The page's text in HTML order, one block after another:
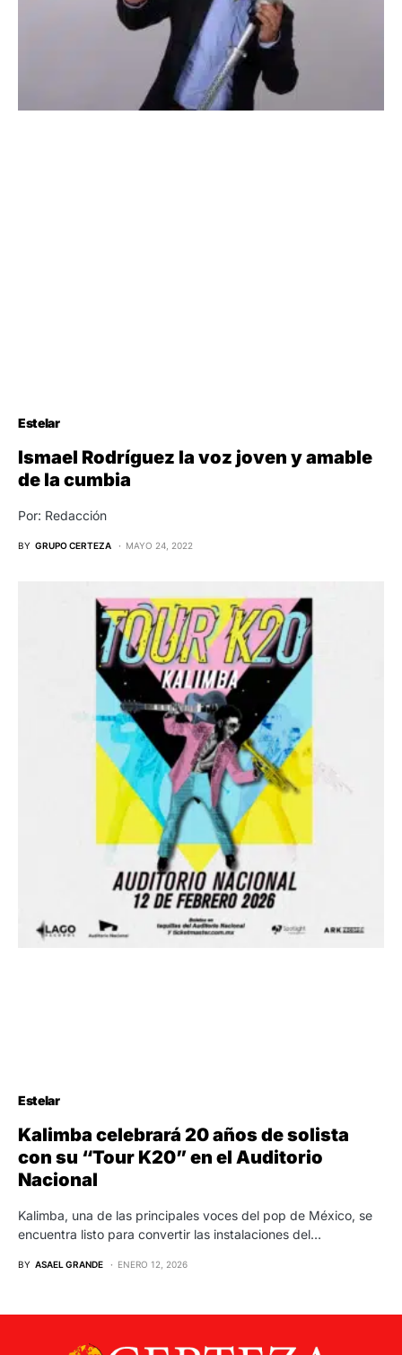
Estelar
Ismael Rodríguez la voz joven y amable
de la cumbia
Por: Redacción
BY GRUPO CERTEZA MAYO 24, 2022
Estelar
Kalimba celebrará 20 años de solista
con su “Tour K20” en el Auditorio
Nacional
Kalimba, una de las principales voces del pop de México, se
encuentra listo para convertir las instalaciones del…
BY ASAEL GRANDE ENERO 12, 2026